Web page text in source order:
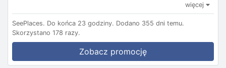
więcej
SeePlaces. Do końca 23 godziny. Dodano 355 dni temu.
Skorzystano 178 razy.
Zobacz promocję